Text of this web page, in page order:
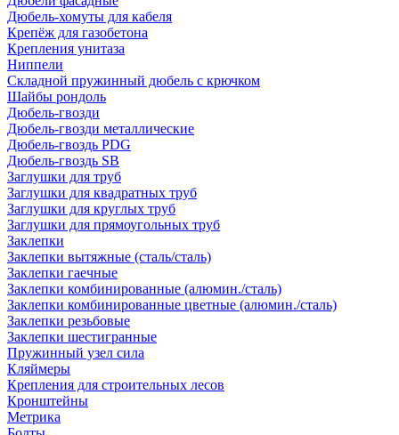
Дюбель-хомуты для кабеля
Крепёж для газобетона
Крепления унитаза
Ниппели
Складной пружинный дюбель с крючком
Шайбы рондоль
Дюбель-гвозди
Дюбель-гвозди металлические
Дюбель-гвоздь PDG
Дюбель-гвоздь SB
Заглушки для труб
Заглушки для квадратных труб
Заглушки для круглых труб
Заглушки для прямоугольных труб
Заклепки
Заклепки вытяжные (сталь/сталь)
Заклепки гаечные
Заклепки комбинированные (алюмин./сталь)
Заклепки комбинированные цветные (алюмин./сталь)
Заклепки резьбовые
Заклепки шестигранные
Пружинный узел сила
Кляймеры
Крепления для строительных лесов
Кронштейны
Метрика